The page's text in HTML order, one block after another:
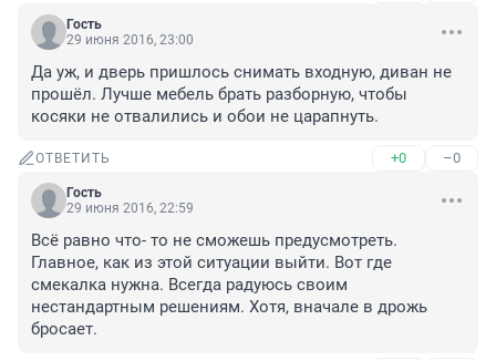
Гость
29 июня 2016, 23:00
Да уж, и дверь пришлось снимать входную, диван не
прошёл. Лучше мебель брать разборную, чтобы
косяки не отвалились и обои не царапнуть.
ОТВЕТИТЬ +0 –0
Гость
29 июня 2016, 22:59
Всё равно что- то не сможешь предусмотреть.
Главное, как из этой ситуации выйти. Вот где
смекалка нужна. Всегда радуюсь своим
нестандартным решениям. Хотя, вначале в дрожь
бросает.